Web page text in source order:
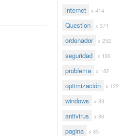
internet x 414
Question x 371
ordenador x 252
seguridad x 190
problema x 182
optimización x 122
windows x 88
antivirus x 86
pagina x 85